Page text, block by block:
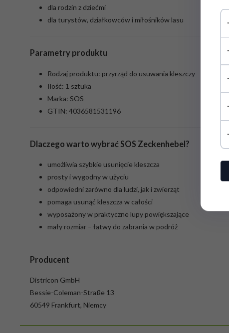
dla rodzin z dziećmi
dla turystów, działkowców i miłośników lasu
Parametry produktu
Rodzaj produktu: przyrząd do usuwania kleszczy
Ilość: 1 sztuka
Marka: SOS
GTIN: 4036581531196
Dlaczego warto wybrać SOS Zeckenhebel?
umożliwia szybkie usunięcie kleszcza
prosty i wygodny w użyciu
odpowiedni zarówno dla ludzi, jak i zwierząt
pomaga usunąć kleszcza w całości
wyposażony w praktyczne lupy powiększające
mały rozmiar – łatwy do zabrania w podróż
Producent
Districon GmbH
Bessie-Coleman-Straße 13
60549 Frankfurt, Niemcy